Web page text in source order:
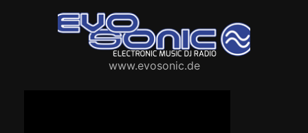
www.evosonic.de